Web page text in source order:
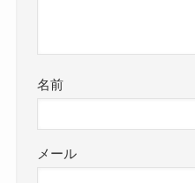
名前
メール